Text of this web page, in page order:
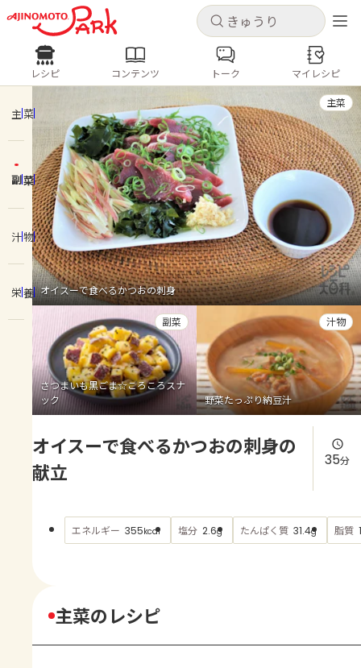
キャンセル
ログインするとレシピを保存できます
ログイン 新規登録
ホーム
コンテンツ
レシピ
トーク
よくあるお問い合わせ
お買い物
AJINOMOTO PARK とは
キャンセル
レシピ コンテンツ
人気の食材・レシピ
きゅうり なす トマト
とうもろこし
ピーマン
みょうが ゴーヤ
レシピ コンテンツ トーク マイレシピ
主菜
副菜
汁物
栄養 オイスーで食べるかつおの刺身
主菜
さつまいも黒ごま☆ころころスナ
ック
副菜
野菜たっぷり納豆汁
汁物
オイスーで食べるかつおの刺身の
献立
35分
エネルギー 355kcal 塩分 2.6g たんぱく質 31.4g 脂質
主菜のレシピ